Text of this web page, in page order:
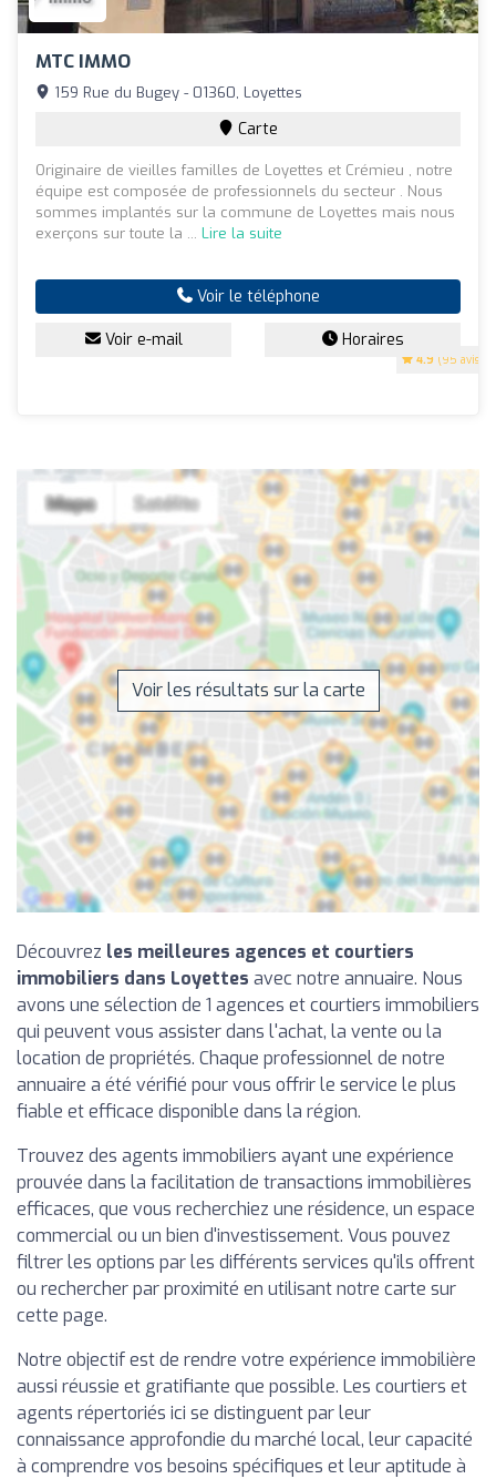
MTC IMMO
4.9 (95 avis)
159 Rue du Bugey - 01360, Loyettes
Carte
Originaire de vieilles familles de Loyettes et Crémieu , notre
équipe est composée de professionnels du secteur . Nous
sommes implantés sur la commune de Loyettes mais nous
exerçons sur toute la ... Lire la suite
Voir le téléphone
Voir e-mail Horaires
Voir les résultats sur la carte
Découvrez les meilleures agences et courtiers
immobiliers dans Loyettes avec notre annuaire. Nous
avons une sélection de 1 agences et courtiers immobiliers
qui peuvent vous assister dans l'achat, la vente ou la
location de propriétés. Chaque professionnel de notre
annuaire a été vérifié pour vous offrir le service le plus
fiable et efficace disponible dans la région.
Trouvez des agents immobiliers ayant une expérience
prouvée dans la facilitation de transactions immobilières
efficaces, que vous recherchiez une résidence, un espace
commercial ou un bien d'investissement. Vous pouvez
filtrer les options par les différents services qu'ils offrent
ou rechercher par proximité en utilisant notre carte sur
cette page.
Notre objectif est de rendre votre expérience immobilière
aussi réussie et gratifiante que possible. Les courtiers et
agents répertoriés ici se distinguent par leur
connaissance approfondie du marché local, leur capacité
à comprendre vos besoins spécifiques et leur aptitude à